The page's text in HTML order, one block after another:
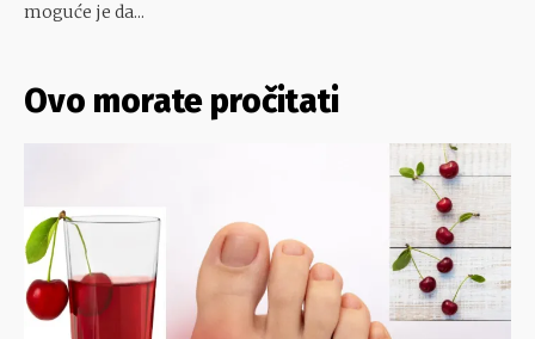
moguće je da...
Ovo morate pročitati